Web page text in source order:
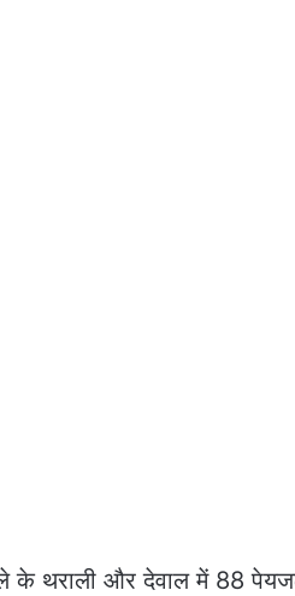
के थराली और देवाल में 88